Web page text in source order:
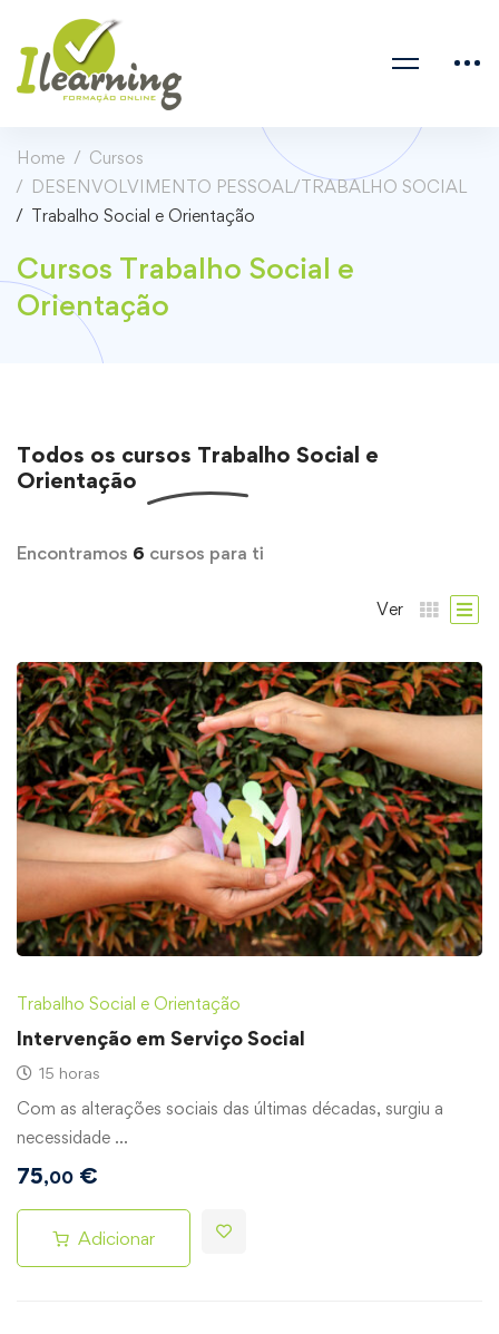
Home
Cursos
DESENVOLVIMENTO PESSOAL/TRABALHO SOCIAL
Trabalho Social e Orientação
Cursos Trabalho Social e
Orientação
Todos os cursos Trabalho Social e
Orientação
Encontramos 6 cursos para ti
Ver
Trabalho Social e Orientação
Intervenção em Serviço Social
15 horas
Com as alterações sociais das últimas décadas, surgiu a
necessidade …
75,00 €
Adicionar